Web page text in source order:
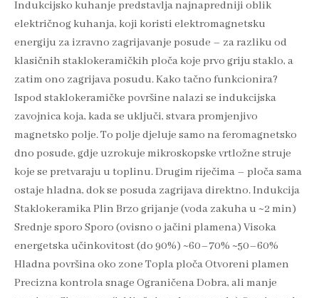
Indukcijsko kuhanje predstavlja najnapredniji oblik
električnog kuhanja, koji koristi elektromagnetsku
energiju za izravno zagrijavanje posude – za razliku od
klasičnih staklokeramičkih ploča koje prvo griju staklo, a
zatim ono zagrijava posudu. Kako tačno funkcionira?
Ispod staklokeramičke površine nalazi se indukcijska
zavojnica koja, kada se uključi, stvara promjenjivo
magnetsko polje. To polje djeluje samo na feromagnetsko
dno posude, gdje uzrokuje mikroskopske vrtložne struje
koje se pretvaraju u toplinu. Drugim riječima – ploča sama
ostaje hladna, dok se posuda zagrijava direktno. Indukcija
Staklokeramika Plin Brzo grijanje (voda zakuha u ~2 min)
Srednje sporo Sporo (ovisno o jačini plamena) Visoka
energetska učinkovitost (do 90%) ~60–70% ~50–60%
Hladna površina oko zone Topla ploča Otvoreni plamen
Precizna kontrola snage Ograničena Dobra, ali manje